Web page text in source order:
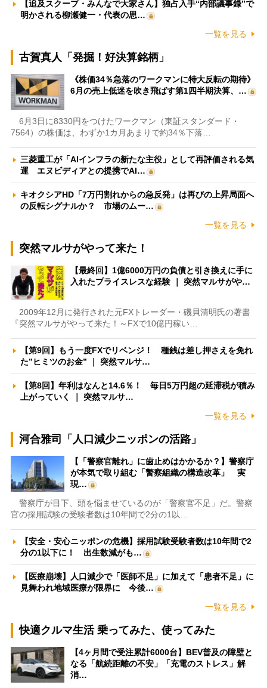
【追及スクープ・みんなで大家さん】独占入手“内部議事録”で
明かされる柳瀬健一・代表の思…
一覧を見る
古賀真人「発掘！好決算銘柄」
《株価34％急落のワークマンに特大反転の期待》
6月の売上低迷を吹き飛ばす第1四半期決算、…
6月3日に8330円をつけたワークマン（東証スタンダード・
7564）の株価は、わずか1カ月あまりで約34％下落…
三菱重工が「AIインフラの新たな主役」として再評価される気
運 エヌビディアとの提携でAI…
キオクシアHD「7万円割れからの急反発」は再びの上昇局面へ
の反転シグナルか？ 市場のムー…
一覧を見る
突然マルサがやって来た！
【最終回】1億6000万円の負債と引き換えに手に
入れたプライスレスな経験 ｜ 突然マルサがや…
2009年12月に発行された元FXトレーダー・磯貝清明氏の著書
『突然マルサがやって来た！～FXで10億円稼い…
【第9回】もう一度FXでリベンジ！ 種銭は差し押さえを免れ
た”ヒミツのお金” ｜ 突然マルサ…
【第8回】年利はなんと14.6％！ 毎日5万円超の延滞税が積み
上がっていく ｜ 突然マルサ…
一覧を見る
河合雅司「人口減少ニッポンの活路」
【「警察官離れ」に歯止めはかかるか？】警察庁
が本気で取り組む「警察組織の構造改革」 実
現…
警察庁が目下、頭を悩ませているのが「警察官不足」だ。警察
官の採用試験の受験者数は10年間で2分の1以…
【安全・安心ニッポンの危機】採用試験受験者数は10年間で2
分の1以下に！ 出生数減がも…
【医療崩壊】人口減少で「医師不足」に加えて「患者不足」に
見舞われ地域医療が限界に 今後…
一覧を見る
快適クルマ生活 乗ってみた、使ってみた
【4ヶ月間で受注累計6000台】BEV普及の障壁と
なる「航続距離の不安」「充電のストレス」解
消…